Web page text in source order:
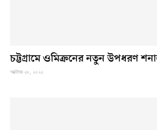
চট্টগ্রামে ওমিক্রনের নতুন উপধরণ
অক্টোবর ২৮, ২০২২